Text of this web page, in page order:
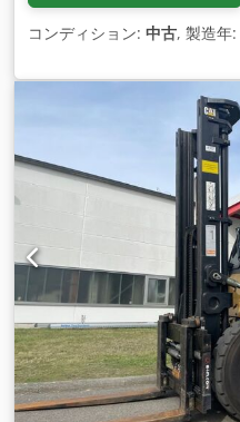
コンディション: 中古, 製造年: